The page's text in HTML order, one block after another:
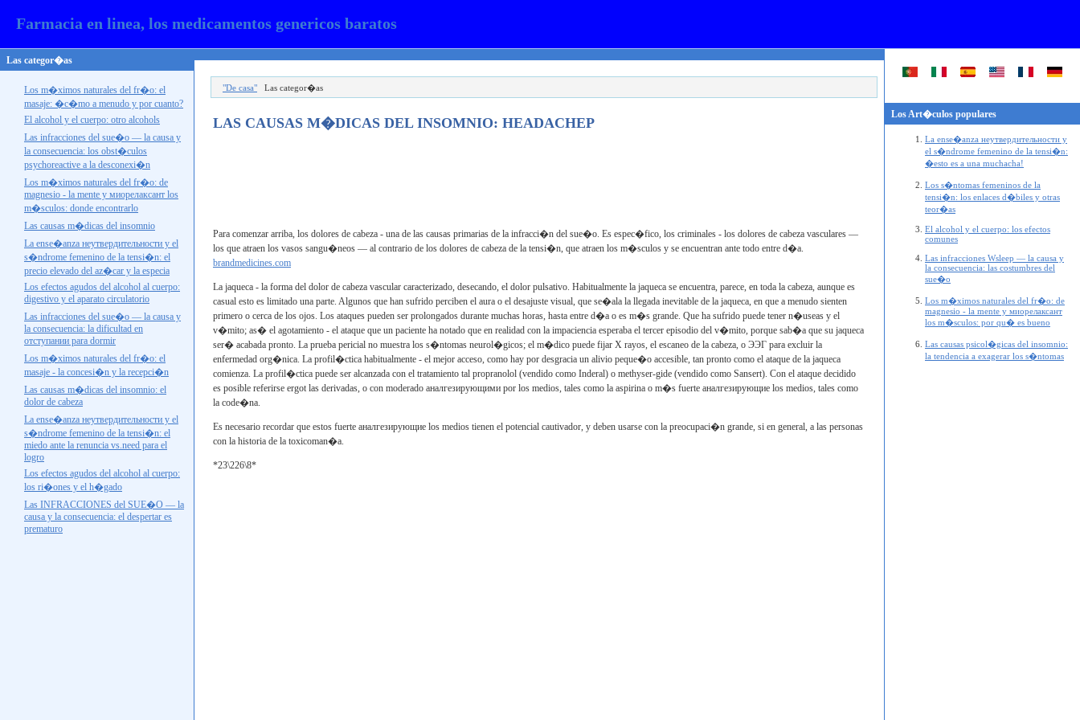
Farmacia en linea, los medicamentos genericos baratos
Las categor�as
Los m�ximos naturales del fr�o: el
masaje: �c�mo a menudo y por cuanto?
El alcohol y el cuerpo: otro alcohols
Las infracciones del sue�o — la causa y
la consecuencia: los obst�culos
psychoreactive a la desconexi�n
Los m�ximos naturales del fr�o: de
magnesio - la mente y миорелаксант los
m�sculos: donde encontrarlo
Las causas m�dicas del insomnio
La ense�anza неутвердительности y el
s�ndrome femenino de la tensi�n: el
precio elevado del az�car y la especia
Los efectos agudos del alcohol al cuerpo:
digestivo y el aparato circulatorio
Las infracciones del sue�o — la causa y
la consecuencia: la dificultad en
отступании para dormir
Los m�ximos naturales del fr�o: el
masaje - la concesi�n y la recepci�n
Las causas m�dicas del insomnio: el
dolor de cabeza
La ense�anza неутвердительности y el
s�ndrome femenino de la tensi�n: el
miedo ante la renuncia vs.need para el
logro
Los efectos agudos del alcohol al cuerpo:
los ri�ones y el h�gado
Las INFRACCIONES del SUE�O — la
causa y la consecuencia: el despertar es
prematuro
Los Art�culos populares
La ense�anza неутвердительности y
el s�ndrome femenino de la tensi�n:
�esto es a una muchacha!
Los s�ntomas femeninos de la
tensi�n: los enlaces d�biles y otras
teor�as
El alcohol y el cuerpo: los efectos
comunes
Las infracciones Wsleep — la causa y
la consecuencia: las costumbres del
sue�o
Los m�ximos naturales del fr�o: de
magnesio - la mente y миорелаксант
los m�sculos: por qu� es bueno
Las causas psicol�gicas del insomnio:
la tendencia a exagerar los s�ntomas
"De casa" Las categor�as
LAS CAUSAS M�DICAS DEL INSOMNIO: HEADACHEP
Para comenzar arriba, los dolores de cabeza - una de las causas primarias de la infracci�n del sue�o. Es espec�fico, los criminales - los dolores de cabeza vasculares —
los que atraen los vasos sangu�neos — al contrario de los dolores de cabeza de la tensi�n, que atraen los m�sculos y se encuentran ante todo entre d�a.
brandmedicines.com
La jaqueca - la forma del dolor de cabeza vascular caracterizado, desecando, el dolor pulsativo. Habitualmente la jaqueca se encuentra, parece, en toda la cabeza, aunque es
casual esto es limitado una parte. Algunos que han sufrido perciben el aura o el desajuste visual, que se�ala la llegada inevitable de la jaqueca, en que a menudo sienten
primero o cerca de los ojos. Los ataques pueden ser prolongados durante muchas horas, hasta entre d�a o es m�s grande. Que ha sufrido puede tener n�useas y el
v�mito; as� el agotamiento - el ataque que un paciente ha notado que en realidad con la impaciencia esperaba el tercer episodio del v�mito, porque sab�a que su jaqueca
ser� acabada pronto. La prueba pericial no muestra los s�ntomas neurol�gicos; el m�dico puede fijar X rayos, el escaneo de la cabeza, o ЭЭГ para excluir la
enfermedad org�nica. La profil�ctica habitualmente - el mejor acceso, como hay por desgracia un alivio peque�o accesible, tan pronto como el ataque de la jaqueca
comienza. La profil�ctica puede ser alcanzada con el tratamiento tal propranolol (vendido como Inderal) o methyser-gide (vendido como Sansert). Con el ataque decidido
es posible referirse ergot las derivadas, o con moderado аналгезирующими por los medios, tales como la aspirina o m�s fuerte аналгезирующие los medios, tales como
la code�na.
Es necesario recordar que estos fuerte аналгезирующие los medios tienen el potencial cautivador, y deben usarse con la preocupaci�n grande, si en general, a las personas
con la historia de la toxicoman�a.
*23\226\8*